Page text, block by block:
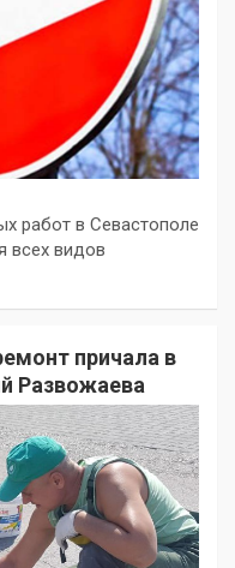
работ в Севастополе
всех видов
причала в
Развожаева